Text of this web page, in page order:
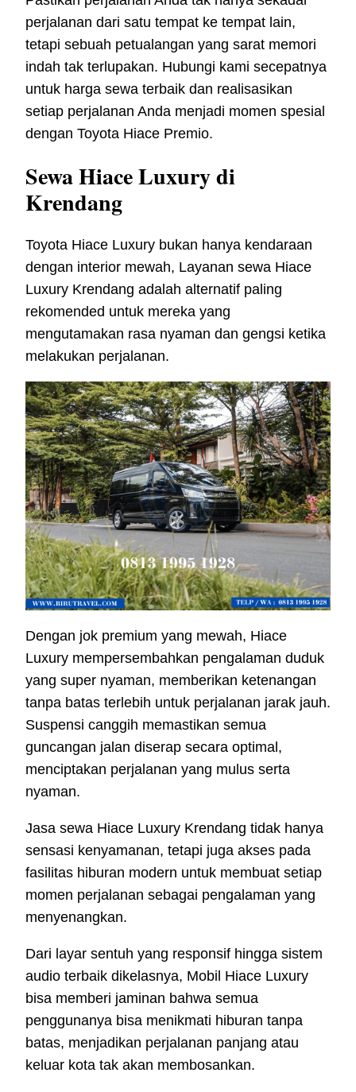
perjalanan dari satu tempat ke tempat lain,
tetapi sebuah petualangan yang sarat memori
indah tak terlupakan. Hubungi kami secepatnya
untuk harga sewa terbaik dan realisasikan
setiap perjalanan Anda menjadi momen spesial
dengan Toyota Hiace Premio.
Sewa Hiace Luxury di
Krendang
Toyota Hiace Luxury bukan hanya kendaraan
dengan interior mewah, Layanan sewa Hiace
Luxury Krendang adalah alternatif paling
rekomended untuk mereka yang
mengutamakan rasa nyaman dan gengsi ketika
melakukan perjalanan.
Dengan jok premium yang mewah, Hiace
Luxury mempersembahkan pengalaman duduk
yang super nyaman, memberikan ketenangan
tanpa batas terlebih untuk perjalanan jarak jauh.
Suspensi canggih memastikan semua
guncangan jalan diserap secara optimal,
menciptakan perjalanan yang mulus serta
nyaman.
Jasa sewa Hiace Luxury Krendang tidak hanya
sensasi kenyamanan, tetapi juga akses pada
fasilitas hiburan modern untuk membuat setiap
momen perjalanan sebagai pengalaman yang
menyenangkan.
Dari layar sentuh yang responsif hingga sistem
audio terbaik dikelasnya, Mobil Hiace Luxury
bisa memberi jaminan bahwa semua
penggunanya bisa menikmati hiburan tanpa
batas, menjadikan perjalanan panjang atau
keluar kota tak akan membosankan.